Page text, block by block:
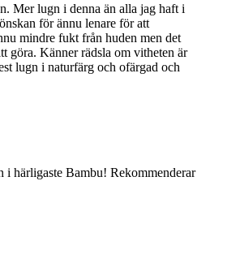
Mer lugn i denna än alla jag haft i
för ännu lenare för att
mindre fukt från huden men det
göra. Känner rädsla om vitheten är
lugn i naturfärg och ofärgad och
i härligaste Bambu! Rekommenderar